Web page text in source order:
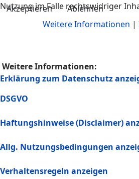
Nutzung im Falle rechtswidriger
Weitere Informationen:
Erklärung zum Datenschutz
DSGVO
Haftungshinweise (Disclaimer)
Allg. Nutzungsbedingungen
Verhaltensregeln anzeigen
Akzeptieren
Ablehnen
Weitere Informationen |